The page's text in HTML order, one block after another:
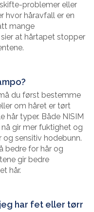
problemer eller
hvor håravfall er en
mange
at hårtapet stopper
du først bestemme
om håret er tørt
hår typer. Både NISIM
gir mer fuktighet og
sensitiv hodebunn.
bedre for hår og
gir bedre
hår.
har fet eller tørr